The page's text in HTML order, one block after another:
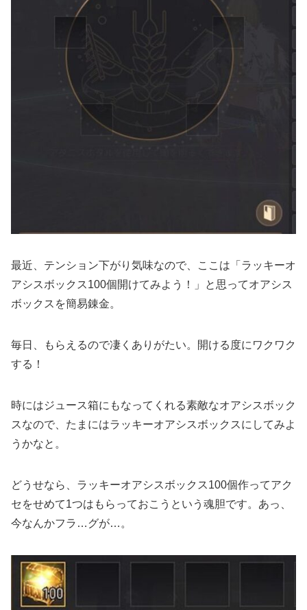
最近、テンション下がり気味なので、ここは「ラッキーオ
アシスボックス100個開けてみよう！」と思ってオアシス
ボックスを簡易錬金。
毎日、もらえるので凄くありがたい。開ける度にワクワク
する！
時にはジュース箱にもなってくれる素敵なオアシスボック
スなので、たまにはラッキーオアシスボックスにしてみよ
うかなと。
どうせなら、ラッキーオアシスボックス100個作ってアク
セをせめて1つはもらっておこうという魂胆です。あっ、
今なんかフラ…グが…。